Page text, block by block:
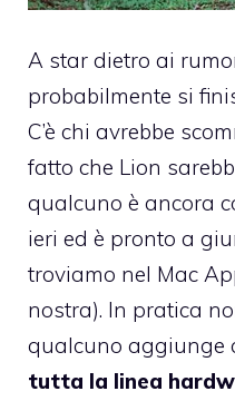
A star dietro ai
probabilmente si
C’è chi avrebbe
fatto che Lion
qualcuno è ancora
ieri ed è pronto a
troviamo nel Mac
nostra). In pratica
qualcuno aggiunge
tutta la linea